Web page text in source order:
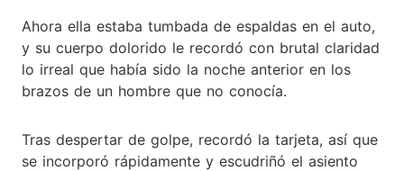
Ahora ella estaba tumbada de espaldas en el auto,
y su cuerpo dolorido le recordó con brutal claridad
lo irreal que había sido la noche anterior en los
brazos de un hombre que no conocía.
Tras despertar de golpe, recordó la tarjeta, así que
se incorporó rápidamente y escudriñó el asiento